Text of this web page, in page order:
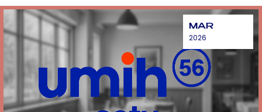
MAR
2026